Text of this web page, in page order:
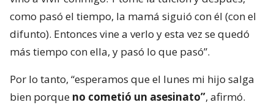
como pasó el tiempo, la mamá siguió con él (con el
difunto). Entonces vine a verlo y esta vez se quedó
más tiempo con ella, y pasó lo que pasó”.
Por lo tanto, “esperamos que el lunes mi hijo salga
bien porque no cometió un asesinato”, afirmó.